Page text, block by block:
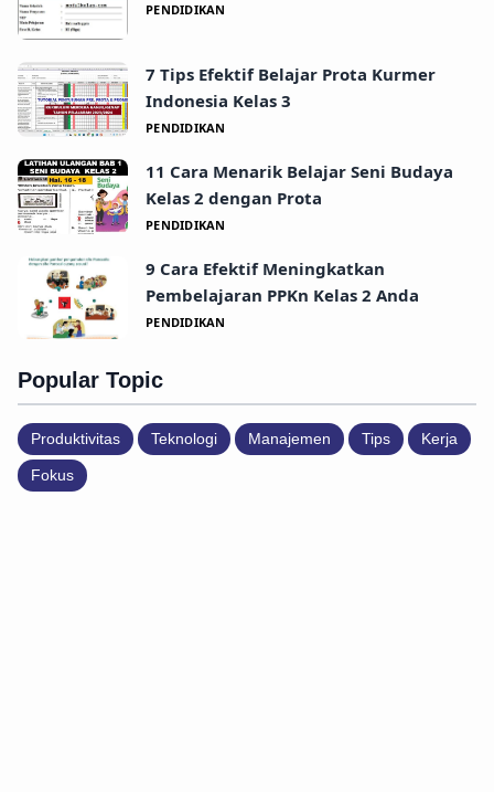
PENDIDIKAN
7 Tips Efektif Belajar Prota Kurmer
Indonesia Kelas 3
PENDIDIKAN
11 Cara Menarik Belajar Seni Budaya
Kelas 2 dengan Prota
PENDIDIKAN
9 Cara Efektif Meningkatkan
Pembelajaran PPKn Kelas 2 Anda
PENDIDIKAN
Popular Topic
Produktivitas Teknologi Manajemen Tips Kerja
Fokus